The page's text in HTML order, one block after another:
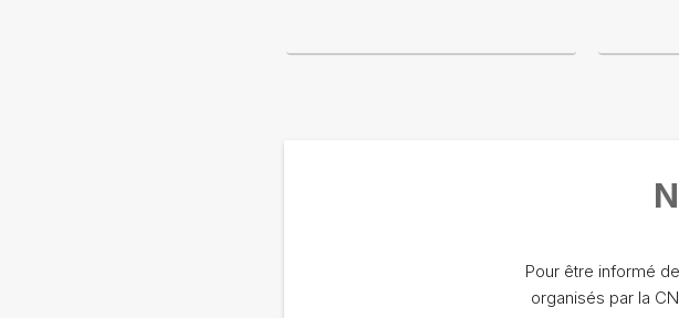
Pour être informé
organisés par la